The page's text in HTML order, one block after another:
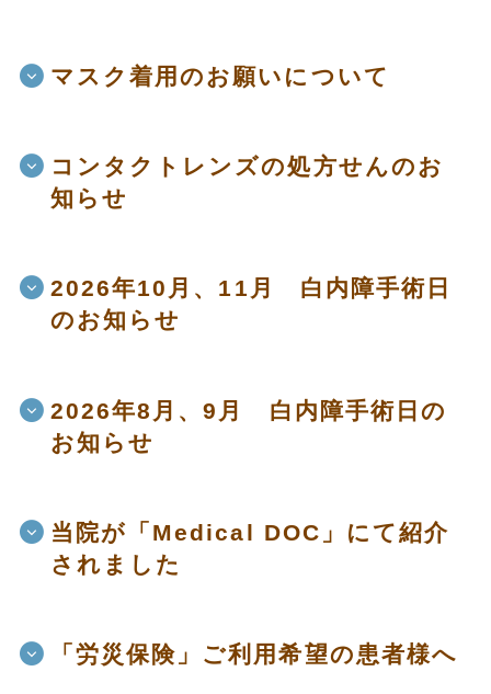
マスク着用のお願いについて
コンタクトレンズの処方せんのお
知らせ
2026年10月、11月 白内障手術日
のお知らせ
2026年8月、9月 白内障手術日の
お知らせ
当院が「Medical DOC」にて紹介
されました
「労災保険」ご利用希望の患者様へ